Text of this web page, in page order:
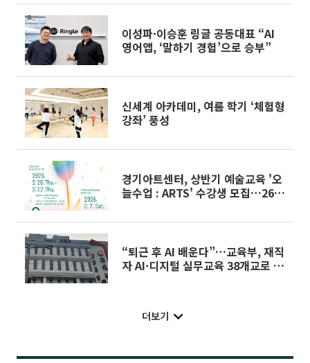
이성파·이승훈 링글 공동대표 “AI
영어앱, ‘말하기 경험’으로 승부”
신세계 아카데미, 여름 학기 ‘체험형
강좌’ 풍성
경기아트센터, 상반기 예술교육 '오
늘수업 : ARTS' 수강생 모집…26일
“퇴근 후 AI 배운다”…교육부, 재직
자 AI·디지털 실무교육 38개교로 확
더보기